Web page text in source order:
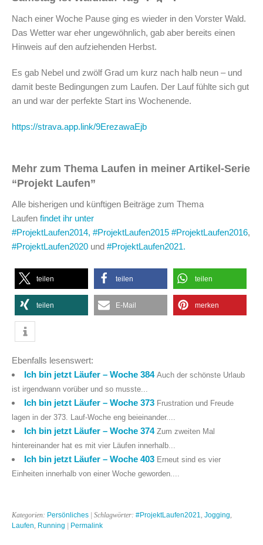
Nach einer Woche Pause ging es wieder in den Vorster Wald.
Das Wetter war eher ungewöhnlich, gab aber bereits einen
Hinweis auf den aufziehenden Herbst.
Es gab Nebel und zwölf Grad um kurz nach halb neun – und
damit beste Bedingungen zum Laufen. Der Lauf fühlte sich gut
an und war der perfekte Start ins Wochenende.
https://strava.app.link/9ErezawaEjb
Mehr zum Thema Laufen in meiner Artikel-Serie
“Projekt Laufen”
Alle bisherigen und künftigen Beiträge zum Thema
Laufen findet ihr unter
#ProjektLaufen2014, #ProjektLaufen2015 #ProjektLaufen2016,
#ProjektLaufen2020 und #ProjektLaufen2021.
teilen teilen teilen
teilen E-Mail merken
Ebenfalls lesenswert:
Ich bin jetzt Läufer – Woche 384 Auch der schönste Urlaub
ist irgendwann vorüber und so musste...
Ich bin jetzt Läufer – Woche 373 Frustration und Freude
lagen in der 373. Lauf-Woche eng beieinander....
Ich bin jetzt Läufer – Woche 374 Zum zweiten Mal
hintereinander hat es mit vier Läufen innerhalb...
Ich bin jetzt Läufer – Woche 403 Erneut sind es vier
Einheiten innerhalb von einer Woche geworden....
Kategorien: Persönliches | Schlagwörter: #ProjektLaufen2021, Jogging,
Laufen, Running Permalink